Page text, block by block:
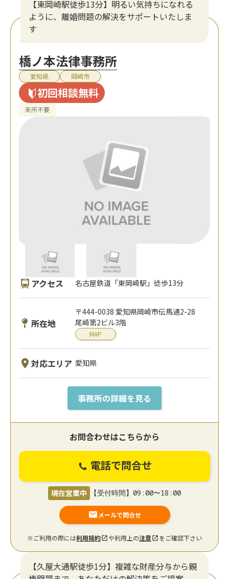
【東岡崎駅徒歩13分】明るい気持ちになれる
ように、離婚問題の解決をサポートいたしま
す
橋ノ本法律事務所
愛知県 岡崎市
初回相談無料
来所不要
アクセス 名古屋鉄道「東岡崎駅」徒歩13分
所在地
〒444-0038 愛知県岡崎市伝馬通2-28
尾崎第2ビル3階
MAP
対応エリア 愛知県
事務所の詳細を見る
お問合わせはこちらから
電話で問合せ
現在営業中 【受付時間】09:00〜18:00
メールで問合せ
※ご利用の際には利用規約 や利用上の注意 をご確認下さい
【久屋大通駅徒歩1分】複雑な財産分与から親